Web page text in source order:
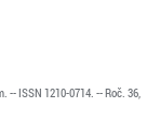
-- ISSN 1210-0714. -- Roč. 36,